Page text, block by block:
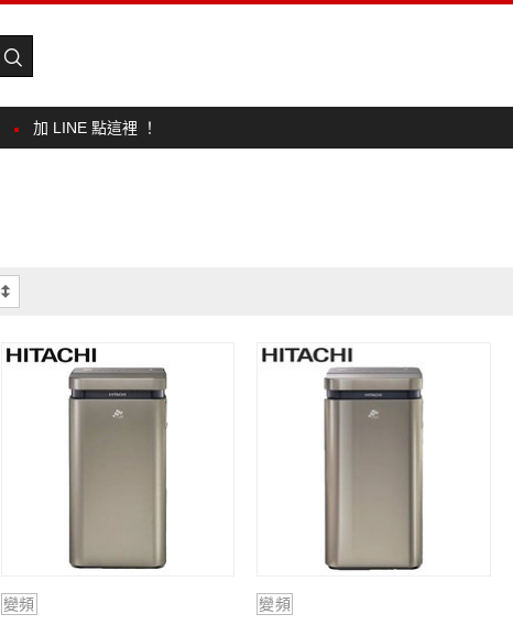
加 LINE 點這裡 ！
變頻
變頻